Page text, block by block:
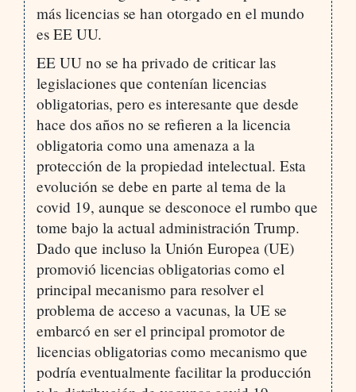
más licencias se han otorgado en el mundo
es EE UU.
EE UU no se ha privado de criticar las
legislaciones que contenían licencias
obligatorias, pero es interesante que desde
hace dos años no se refieren a la licencia
obligatoria como una amenaza a la
protección de la propiedad intelectual. Esta
evolución se debe en parte al tema de la
covid 19, aunque se desconoce el rumbo que
tome bajo la actual administración Trump.
Dado que incluso la Unión Europea (UE)
promovió licencias obligatorias como el
principal mecanismo para resolver el
problema de acceso a vacunas, la UE se
embarcó en ser el principal promotor de
licencias obligatorias como mecanismo que
podría eventualmente facilitar la producción